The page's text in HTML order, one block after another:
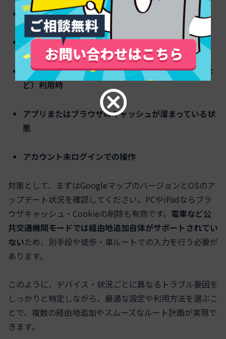
Googleマップアプリのバージョンが古い場合
iPadの横画面利用や古いiPadOS搭載時
PCでのブラウザ（Internet Explorerや古いEdgeな
ど）利用時
アプリまたはブラウザのキャッシュが溜まっている状
態
アカウント未ログインでの操作
対策として、まずはGoogleマップのバージョンとOSのア
ップデート状況を確認してください。PCやiPadならブラ
ウザキャッシュ・Cookieの削除も有効です。 電車など公
共交通機関モードでは経由地追加自体がサポートされてい
ないため、別手段や徒歩・車ルートでの入力を行う必要が
あります。
このように、デバイス・状況ごとに異なるトラブル要因を
しっかりと特定しながら、最適な設定や利用方法を選ぶこ
とで、複数の経由地追加やスムーズなルート計画が実現で
きます。